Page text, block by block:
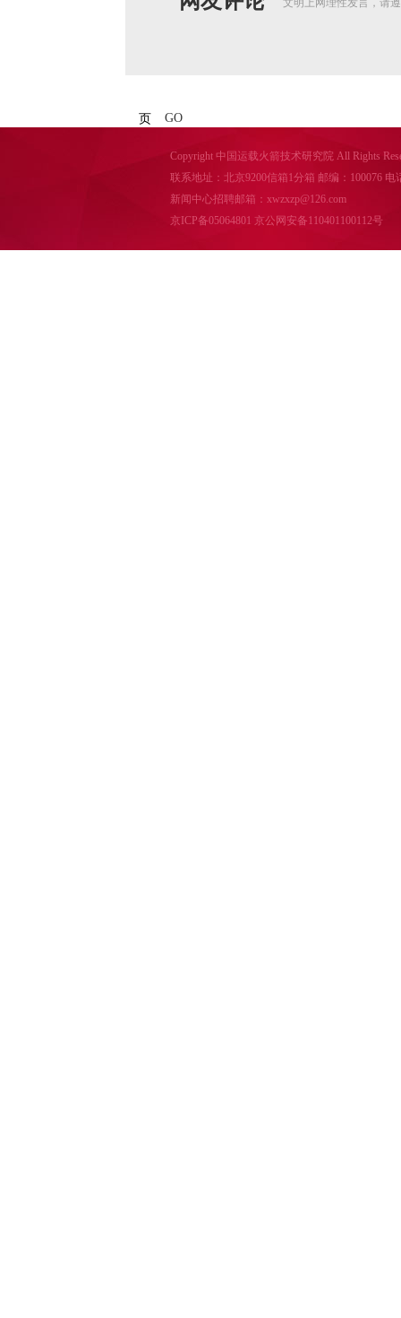
文明上网理性发言，请
页 GO
Copyright 中国运载火箭技术研究院 All Rights
联系地址：北京9200信箱1分箱 邮编：100076 电
新闻中心招聘邮箱：xwzxzp@126.com
京ICP备05064801 京公网安备110401100112号